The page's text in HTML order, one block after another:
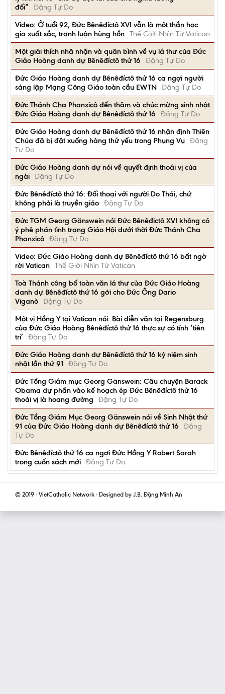
đối”
Đặng Tự Do
Video: Ở tuổi 92, Đức Bênêđíctô XVI vẫn là một thần học
gia xuất sắc, tranh luận hùng hồn Thế Giới Nhìn Từ Vatican
Một giải thích nhã nhặn và quân bình về vụ lá thư của Đức
Giáo Hoàng danh dự Bênêđíctô thứ 16
Đặng Tự Do
Đức Giáo Hoàng danh dự Bênêđíctô thứ 16 ca ngợi người
sáng lập Mạng Công Giáo toàn cầu EWTN Đặng Tự Do
Đức Thánh Cha Phanxicô đến thăm và chúc mừng sinh nhật
Đức Giáo Hoàng danh dự Bênêđíctô thứ 16
Đặng Tự Do
Đức Giáo Hoàng danh dự Bênêđíctô thứ 16 nhận định Thiên
Chúa đã bị đặt xuống hàng thứ yếu trong Phụng Vụ Đặng
Tự Do
Đức Giáo Hoàng danh dự nói về quyết định thoái vị của
ngài Đặng Tự Do
Đức Bênêđíctô thứ 16: Đối thoại với người Do Thái, chứ
không phải là truyền giáo Đặng Tự Do
Ðức TGM Georg Gänswein nói Đức Bênêđictô XVI không có
ý phê phán tình trạng Giáo Hội dưới thời Đức Thánh Cha
Phanxicô Đặng Tự Do
Video: Đức Giáo Hoàng danh dự Bênêđíctô thứ 16 bất ngờ
rời Vatican Thế Giới Nhìn Từ Vatican
Toà Thánh công bố toàn văn lá thư của Đức Giáo Hoàng
danh dự Bênêđíctô thứ 16 gởi cho Đức Ông Dario
Viganò Đặng Tự Do
Một vị Hồng Y tại Vatican nói: Bài diễn văn tại Regensburg
của Đức Giáo Hoàng Bênêđíctô thứ 16 thực sự có tính ‘tiên
tri’ Đặng Tự Do
Đức Giáo Hoàng danh dự Bênêđíctô thứ 16 kỷ niệm sinh
nhật lần thứ 91
Đặng Tự Do
Đức Tổng Giám mục Georg Gänswein: Câu chuyện Barack
Obama dự phần vào kế hoạch ép Đức Bênêđíctô thứ 16
thoái vị là hoang đường
Đặng Tự Do
Đức Tổng Giám Mục Georg Gänswein nói về Sinh Nhật thứ
91 của Đức Giáo Hoàng danh dự Bênêđíctô thứ 16
Đặng
Tự Do
Đức Bênêđíctô thứ 16 ca ngợi Đức Hồng Y Robert Sarah
trong cuốn sách mới Đặng Tự Do
© 2019 - VietCatholic Network - Designed by J.B. Đặng Minh An